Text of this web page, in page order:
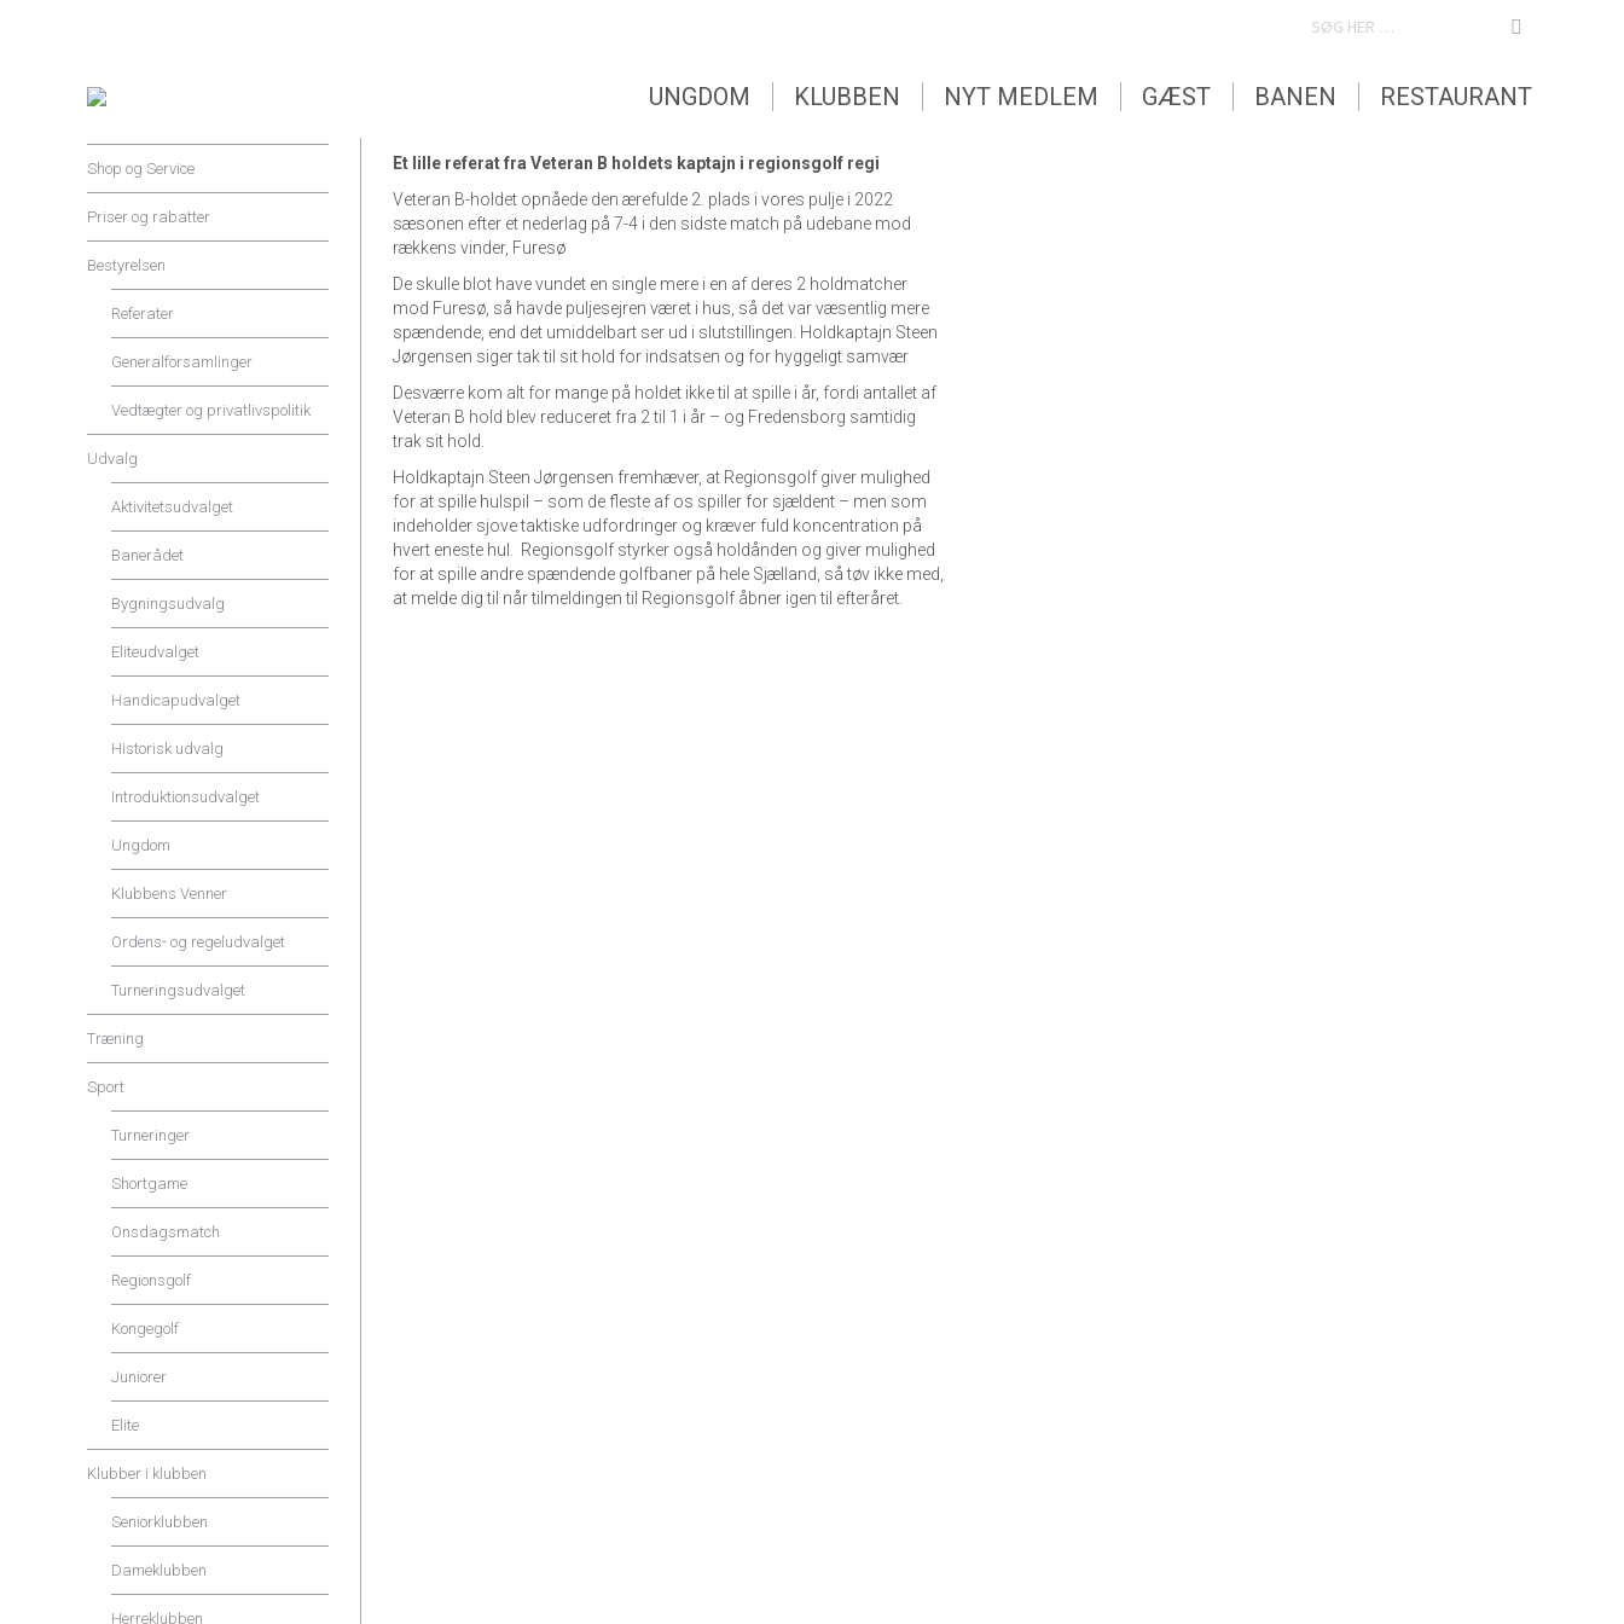
SEARCH:
UNGDOM KLUBBEN NYT MEDLEM GÆST BANEN RESTAURANT
Et lille referat fra Veteran B holdets kaptajn i regionsgolf regi
Veteran B-holdet opnåede den ærefulde 2. plads i vores pulje i 2022
sæsonen efter et nederlag på 7-4 i den sidste match på udebane mod
rækkens vinder, Furesø
De skulle blot have vundet en single mere i en af deres 2 holdmatcher
mod Furesø, så havde puljesejren været i hus, så det var væsentlig mere
spændende, end det umiddelbart ser ud i slutstillingen. Holdkaptajn Steen
Jørgensen siger tak til sit hold for indsatsen og for hyggeligt samvær
Desværre kom alt for mange på holdet ikke til at spille i år, fordi antallet af
Veteran B hold blev reduceret fra 2 til 1 i år – og Fredensborg samtidig
trak sit hold.
Holdkaptajn Steen Jørgensen fremhæver, at Regionsgolf giver mulighed
for at spille hulspil – som de fleste af os spiller for sjældent – men som
indeholder sjove taktiske udfordringer og kræver fuld koncentration på
hvert eneste hul. Regionsgolf styrker også holdånden og giver mulighed
for at spille andre spændende golfbaner på hele Sjælland, så tøv ikke med,
at melde dig til når tilmeldingen til Regionsgolf åbner igen til efteråret.
Shop og Service
Priser og rabatter
Bestyrelsen
Referater
Generalforsamlinger
Vedtægter og privatlivspolitik
Udvalg
Aktivitetsudvalget
Banerådet
Bygningsudvalg
Eliteudvalget
Handicapudvalget
Historisk udvalg
Introduktionsudvalget
Ungdom
Klubbens Venner
Ordens- og regeludvalget
Turneringsudvalget
Træning
Sport
Turneringer
Shortgame
Onsdagsmatch
Regionsgolf
Kongegolf
Juniorer
Elite
Klubber i klubben
Seniorklubben
Dameklubben
Herreklubben